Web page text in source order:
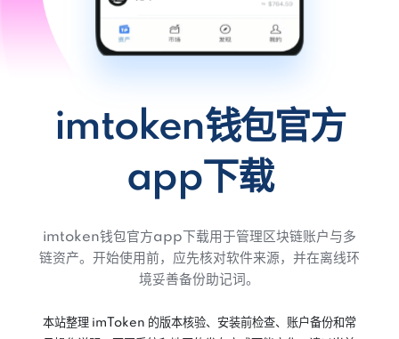
imtoken钱包官方
app下载
imtoken钱包官方app下载用于管理区块链账户与多
链资产。开始使用前，应先核对软件来源，并在离线环
境妥善备份助记词。
本站整理 imToken 的版本核验、安装前检查、账户备份和常